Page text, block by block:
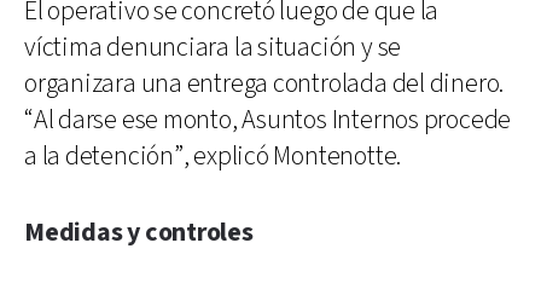
El operativo se concretó luego de que la
víctima denunciara la situación y se
organizara una entrega controlada del dinero.
“Al darse ese monto, Asuntos Internos procede
a la detención”, explicó Montenotte.
Medidas y controles